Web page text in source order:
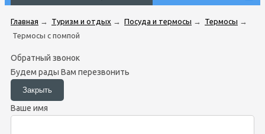
Главная → Туризм и отдых → Посуда и термосы → Термосы →
Термосы с помпой
Обратный звонок
Будем рады Вам перезвонить
Ваше имя